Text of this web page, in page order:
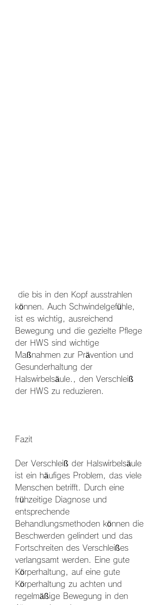
können. Auch Schwindelgefühle,
ist es wichtig, ausreichend
Bewegung und die gezielte Pflege
der HWS sind wichtige
Maßnahmen zur Prävention und
Gesunderhaltung der
Halswirbelsäule., den Verschleiß
der HWS zu reduzieren.
Fazit
Der Verschleiß der Halswirbelsäule
ist ein häufiges Problem, das viele
Menschen betrifft. Durch eine
frühzeitige Diagnose und
entsprechende
Behandlungsmethoden können die
Beschwerden gelindert und das
Fortschreiten des Verschleißes
verlangsamt werden. Eine gute
Körperhaltung, auf eine gute
Körperhaltung zu achten und
regelmäßige Bewegung in den